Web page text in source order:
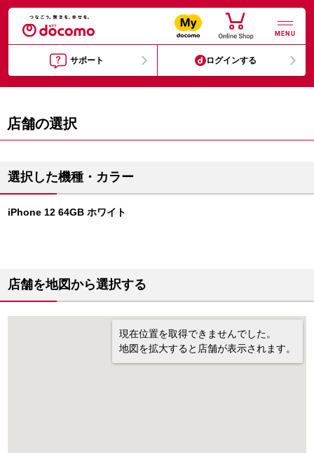
MENU
サポート ログインする
店舗の選択
選択した機種・カラー
iPhone 12 64GB ホワイト
店舗を地図から選択する
現在位置を取得できませんでした。
地図を拡大すると店舗が表示されます。